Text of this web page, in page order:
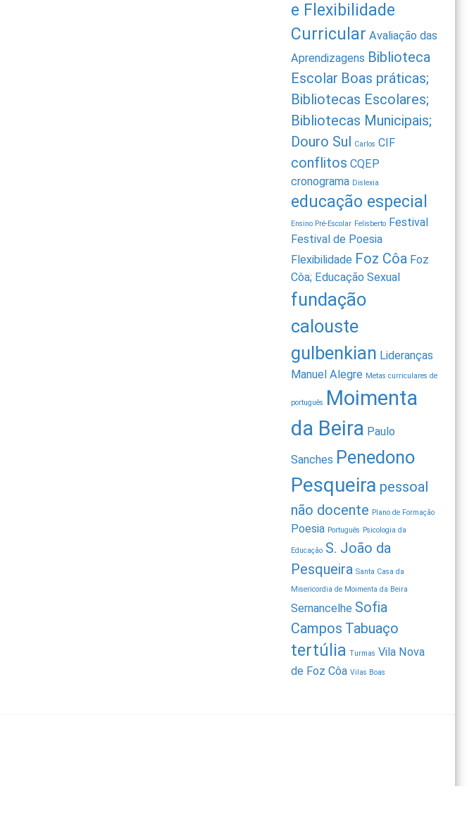
e Flexibilidade
Curricular Avaliação das
Aprendizagens Biblioteca
Escolar Boas práticas;
Bibliotecas Escolares;
Bibliotecas Municipais;
Douro Sul Carlos CIF
conflitos CQEP
cronograma Dislexia
educação especial
Ensino Pré-Escolar Felisberto Festival
Festival de Poesia
Flexibilidade Foz Côa Foz
Côa; Educação Sexual
fundação
calouste
gulbenkian Lideranças
Manuel Alegre Metas curriculares de
português Moimenta
da Beira Paulo
Sanches Penedono
Pesqueira pessoal
não docente Plano de Formação
Poesia Português Psicologia da
Educação S. João da
Pesqueira Santa Casa da
Misericordia de Moimenta da Beira
Sernancelhe Sofia
Campos Tabuaço
tertúlia Turmas Vila Nova
de Foz Côa Vilas Boas